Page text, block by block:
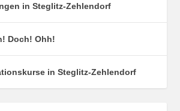
in Steglitz-Zehlendorf
Doch! Ohh!
in Steglitz-Zehlendorf